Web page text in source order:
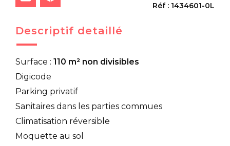
Réf : 1434601-0L
Descriptif detaillé
Surface : 110 m² non divisibles
Digicode
Parking privatif
Sanitaires dans les parties commues
Climatisation réversible
Moquette au sol